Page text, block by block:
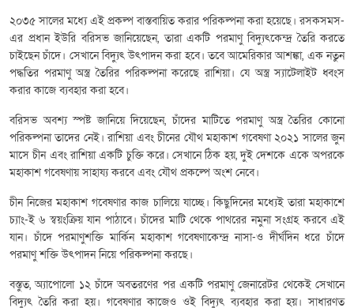
২০৩৫ সালের মধ্যে এই প্রকল্প বাস্তবায়িত করার পরিকল্পনা করা হয়েছে। রসকসমস-
এর প্রধান ইউরি বরিসভ জানিয়েছেন, তারা একটি পরমাণু বিদ্যুৎকেন্দ্র তৈরি করতে
চাইছেন চাঁদে। সেখানে বিদ্যুৎ উৎপাদন করা হবে। তবে আমেরিকার আশঙ্কা, এক নতুন
পদ্ধতির পরমাণু অস্ত্র তৈরির পরিকল্পনা করেছে রাশিয়া। যে অস্ত্র স্যাটেলাইট ধ্বংস
করার কাজে ব্যবহার করা হবে।
বরিসভ অবশ্য স্পষ্ট জানিয়ে দিয়েছেন, চাঁদের মাটিতে পরমাণু অস্ত্র তৈরির কোনো
পরিকল্পনা তাদের নেই। রাশিয়া এবং চীনের যৌথ মহাকাশ গবেষণা ২০২১ সালের জুন
মাসে চীন এবং রাশিয়া একটি চুক্তি করে। সেখানে ঠিক হয়, দুই দেশকে একে অপরকে
মহাকাশ গবেষণায় সাহায্য করবে এবং যৌথ প্রকল্পে অংশ নেবে।
চীন নিজের মহাকাশ গবেষণার কাজ চালিয়ে যাচ্ছে। কিছুদিনের মধ্যেই তারা মহাকাশে
চ্যাং-ই ৬ স্বয়ংক্রিয় যান পাঠাবে। চাঁদের মাটি থেকে পাথরের নমুনা সংগ্রহ করবে এই
যান। চাঁদে পরমাণুশক্তি মার্কিন মহাকাশ গবেষণাকেন্দ্র নাসা-ও দীর্ঘদিন ধরে চাঁদে
পরমাণু শক্তি উৎপাদন নিয়ে পরিকল্পনা করছে।
বস্তুত, অ্যাপোলো ১২ চাঁদে অবতরণের পর একটি পরমাণু জেনারেটর থেকেই সেখানে
বিদ্যুৎ তৈরি করা হয়। গবেষণার কাজেও ওই বিদ্যুৎ ব্যবহার করা হয়। সাধারণত